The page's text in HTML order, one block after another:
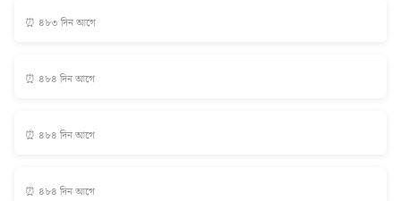
⏰ ৪৮৩ দিন আগে
⏰ ৪৮৪ দিন আগে
⏰ ৪৮৪ দিন আগে
⏰ ৪৮৪ দিন আগে